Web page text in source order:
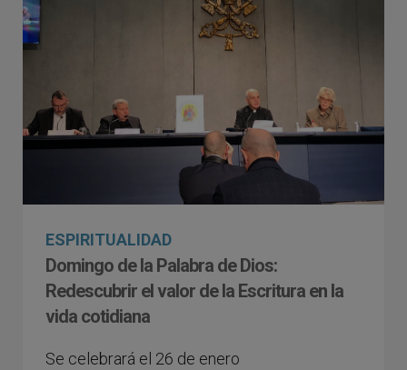
ESPIRITUALIDAD
Domingo de la Palabra de Dios:
Redescubrir el valor de la Escritura en la
vida cotidiana
Se celebrará el 26 de enero